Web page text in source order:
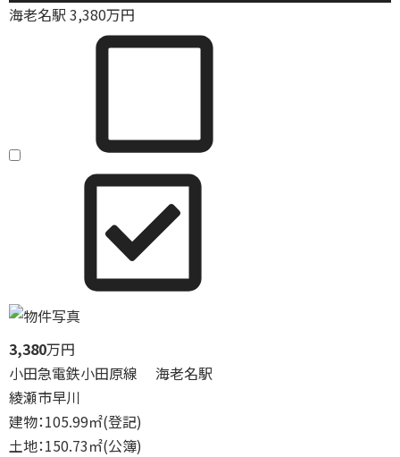
海老名駅3,380万円
3,380万円
小田急電鉄小田原線 海老名駅
綾瀬市早川
建物：105.99㎡(登記)
土地：150.73㎡(公簿)